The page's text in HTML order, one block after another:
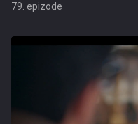
79. epizode